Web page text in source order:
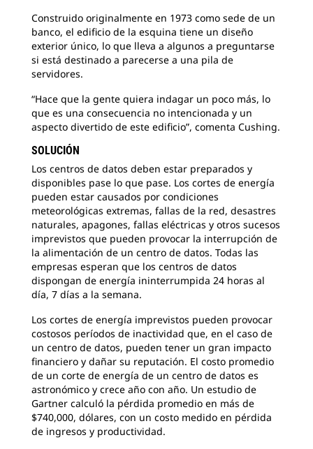
Construido originalmente en 1973 como sede de un
banco, el edificio de la esquina tiene un diseño
exterior único, lo que lleva a algunos a preguntarse
si está destinado a parecerse a una pila de
servidores.
“Hace que la gente quiera indagar un poco más, lo
que es una consecuencia no intencionada y un
aspecto divertido de este edificio”, comenta Cushing.
SOLUCIÓN
Los centros de datos deben estar preparados y
disponibles pase lo que pase. Los cortes de energía
pueden estar causados por condiciones
meteorológicas extremas, fallas de la red, desastres
naturales, apagones, fallas eléctricas y otros sucesos
imprevistos que pueden provocar la interrupción de
la alimentación de un centro de datos. Todas las
empresas esperan que los centros de datos
dispongan de energía ininterrumpida 24 horas al
día, 7 días a la semana.
Los cortes de energía imprevistos pueden provocar
costosos períodos de inactividad que, en el caso de
un centro de datos, pueden tener un gran impacto
financiero y dañar su reputación. El costo promedio
de un corte de energía de un centro de datos es
astronómico y crece año con año. Un estudio de
Gartner calculó la pérdida promedio en más de
$740,000, dólares, con un costo medido en pérdida
de ingresos y productividad.